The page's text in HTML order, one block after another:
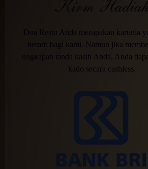
Kirm Hadiah
Doa Restu Anda merupakan karunia
berarti bagi kami. Namun jika
ungkapan tanda kasih Anda, Anda
kado secara cashless.